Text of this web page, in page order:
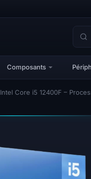
Composants
Intel Core i5 12400F –